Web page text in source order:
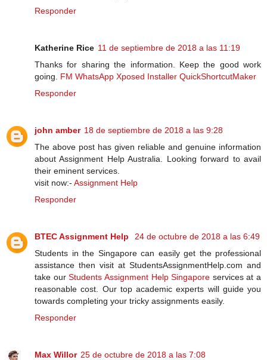
Responder
Katherine Rice 11 de septiembre de 2018 a las 11:19
Thanks for sharing the information. Keep the good work
going.
FM WhatsApp Xposed Installer QuickShortcutMaker
Responder
john amber 18 de septiembre de 2018 a las 9:28
The above post has given reliable and genuine information
about Assignment Help Australia. Looking forward to avail
their eminent services.
visit now:- Assignment Help
Responder
BTEC Assignment Help
24 de octubre de 2018 a las 6:49
Students in the Singapore can easily get the professional
assistance then visit at StudentsAssignmentHelp.com and
take ourStudents Assignment Help Singapore services at a
reasonable cost. Our top academic experts will guide you
towards completing your tricky assignments easily.
Responder
Max Willor 25 de octubre de 2018 a las 7:08